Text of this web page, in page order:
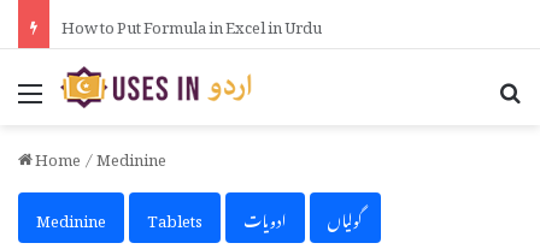
How to Activate iPhone Using 3uTools in Urdu
Menu
Home/Medinine
Medinine
Tablets ادویات گولیاں